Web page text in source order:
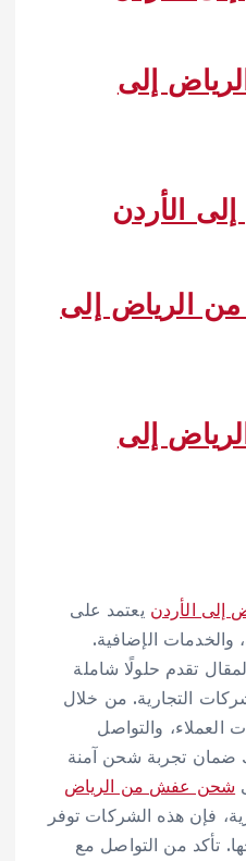
إلى
الأردن
الرياض إلى
إلى
الأردن يعتمد على
والخدمات الإضافية.
تقدم حلولًا شاملة
التجارية. من خلال
العملاء، والتواصل
ضمان تجربة شحن آمنة
شحن عفش من الرياض
فإن هذه الشركات توفر
تأكد من التواصل مع